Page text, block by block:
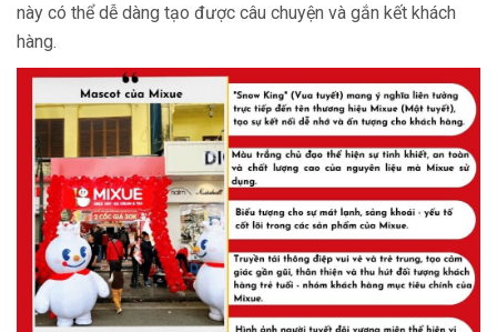
này có thể dễ dàng tạo được câu chuyện và gắn kết khách
hàng.